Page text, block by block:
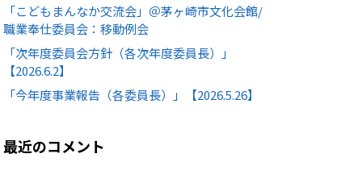
「こどもまんなか交流会」＠茅ヶ崎市文化会館/
職業奉仕委員会：移動例会
「次年度委員会方針（各次年度委員長）」
【2026.6.2】
「今年度事業報告（各委員長）」【2026.5.26】
最近のコメント